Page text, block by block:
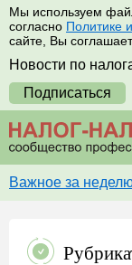
Мы используем
согласно Политике
сайте, Вы
Новости по
Подписаться
Важное за